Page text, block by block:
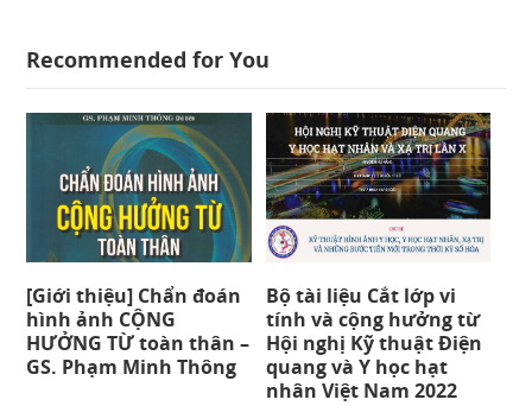
Recommended for You
[Giới thiệu] Chẩn đoán
hình ảnh CỘNG
HƯỞNG TỪ toàn thân –
GS. Phạm Minh Thông
Bộ tài liệu Cắt lớp vi
tính và cộng hưởng từ
Hội nghị Kỹ thuật Điện
quang và Y học hạt
nhân Việt Nam 2022